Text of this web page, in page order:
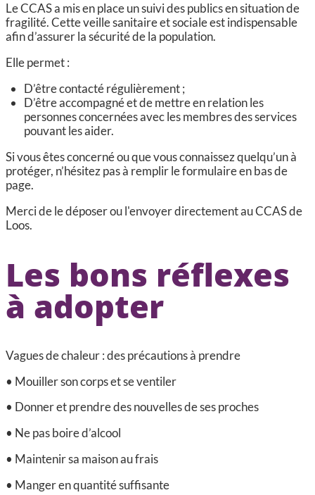
Le CCAS a mis en place un suivi des publics en situation de
fragilité. Cette veille sanitaire et sociale est indispensable
afin d’assurer la sécurité de la population.
Elle permet :
D’être contacté régulièrement ;
D’être accompagné et de mettre en relation les
personnes concernées avec les membres des services
pouvant les aider.
Si vous êtes concerné ou que vous connaissez quelqu’un à
protéger, n’hésitez pas à remplir le formulaire en bas de
page.
Merci de le déposer ou l'envoyer directement au CCAS de
Loos.
Les bons réflexes
à adopter
Vagues de chaleur : des précautions à prendre
• Mouiller son corps et se ventiler
• Donner et prendre des nouvelles de ses proches
• Ne pas boire d’alcool
• Maintenir sa maison au frais
• Manger en quantité suffisante